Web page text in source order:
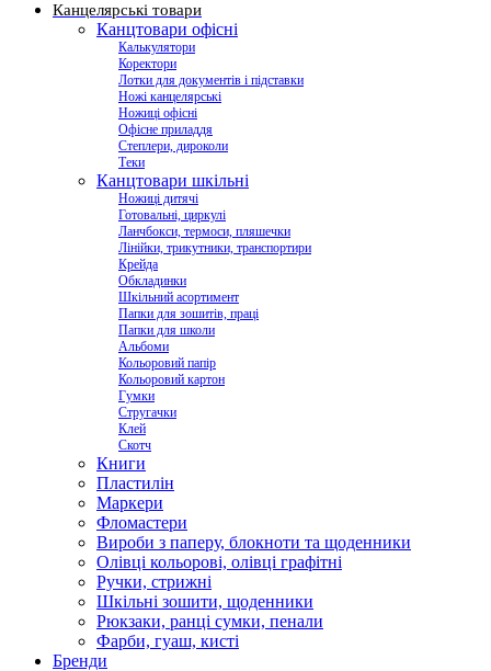
Канцелярські товари
Канцтовари офісні
Калькулятори
Коректори
Лотки для документів і підставки
Ножі канцелярські
Ножиці офісні
Офісне приладдя
Степлери, дироколи
Теки
Канцтовари шкільні
Ножиці дитячі
Готовальні, циркулі
Ланчбокси, термоси, пляшечки
Лінійки, трикутники, транспортири
Крейда
Обкладинки
Шкільний асортимент
Папки для зошитів, праці
Папки для школи
Альбоми
Кольоровий папір
Кольоровий картон
Гумки
Стругачки
Клей
Скотч
Книги
Пластилін
Маркери
Фломастери
Вироби з паперу, блокноти та щоденники
Олівці кольорові, олівці графітні
Ручки, стрижні
Шкільні зошити, щоденники
Рюкзаки, ранці сумки, пенали
Фарби, гуаш, кисті
Бренди